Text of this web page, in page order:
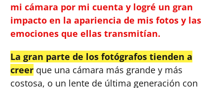
mi cámara por mi cuenta y logré un gran
impacto en la apariencia de mis fotos y las
emociones que ellas transmitían.
La gran parte de los fotógrafos tienden a
creer que una cámara más grande y más
costosa, o un lente de última generación con